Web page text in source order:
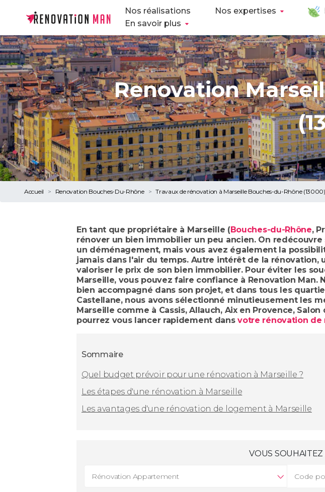
Nos réalisations Nos expertises
En savoir plus
Renovation
Accueil Renovation Bouches-Du-Rhône Travaux de rénovation à Marseille Bouches-du-Rhône (13000)
En tant que propriétaire à Marseille (Bouches-du-Rhône,
rénover un bien immobilier un peu ancien. On
un déménagement, mais vous avez également la
jamais dans l'air du temps. Autre intérêt de la
valoriser le prix de son bien immobilier. Pour éviter les
Marseille, vous pouvez faire confiance à Renovation
bien accompagné dans son projet, et dans tous les
Castellane, nous avons sélectionné minutieusement les
Marseille comme à Cassis, Allauch, Aix en Provence,
pourrez vous lancer rapidement dansvotre rénovation de
Sommaire
Quel budget prévoir pour une rénovation à Marseille ?
Les étapes d'une rénovation à Marseille
Les avantages d'une rénovation de logement à Marseille
VOUS SOUHAITEZ
Rénovation Appartement